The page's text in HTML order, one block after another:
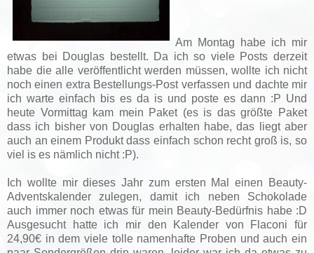
Am Montag habe ich mir
etwas bei Douglas bestellt. Da ich so viele Posts derzeit
habe die alle veröffentlicht werden müssen, wollte ich nicht
noch einen extra Bestellungs-Post verfassen und dachte mir
ich warte einfach bis es da is und poste es dann :P Und
heute Vormittag kam mein Paket (es is das größte Paket
dass ich bisher von Douglas erhalten habe, das liegt aber
auch an einem Produkt dass einfach schon recht groß is, so
viel is es nämlich nicht :P).
Ich wollte mir dieses Jahr zum ersten Mal einen Beauty-
Adventskalender zulegen, damit ich neben Schokolade
auch immer noch etwas für mein Beauty-Bedürfnis habe :D
Ausgesucht hatte ich mir den Kalender von Flaconi für
24,90€ in dem viele tolle namenhafte Proben und auch ein